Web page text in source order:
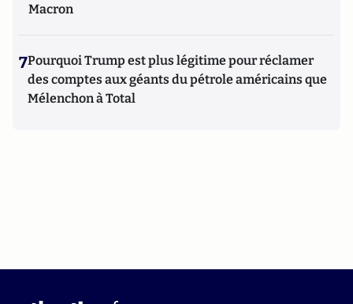
Macron
7Pourquoi Trump est plus légitime pour réclamer
des comptes aux géants du pétrole américains que
Mélenchon à Total